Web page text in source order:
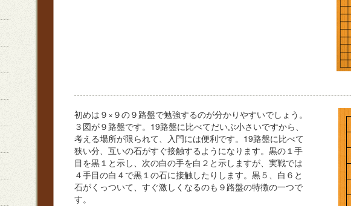
初めは９×９の９路盤で勉強するのが分かりやすいでしょう。
３図が９路盤です。19路盤に比べてだいぶ小さいですから、
考える場所が限られて、入門には便利です。19路盤に比べて
狭い分、互いの石がすぐ接触するようになります。黒の１手
目を黒１と示し、次の白の手を白２と示しますが、実戦では
４手目の白４で黒１の石に接触したりします。黒５、白６と
石がくっついて、すぐ激しくなるのも９路盤の特徴の一つで
す。